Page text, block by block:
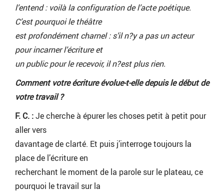
l’entend : voilà la configuration de l’acte poétique.
C’est pourquoi le théâtre
est profondément charnel : s’il n?y a pas un acteur
pour incarner l’écriture et
un public pour le recevoir, il n?est plus rien.
Comment votre écriture évolue-t-elle depuis le début de
votre travail ?
F. C. :Je cherche à épurer les choses petit à petit pour
aller vers
davantage de clarté. Et puis j’interroge toujours la
place de l’écriture en
recherchant le moment de la parole sur le plateau, ce
pourquoi le travail sur la